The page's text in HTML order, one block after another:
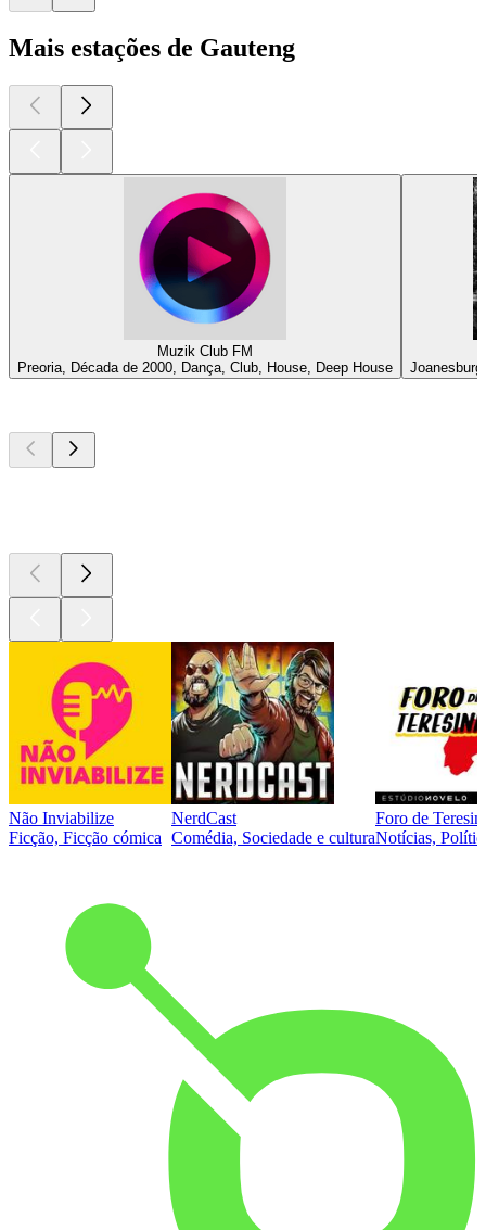
Mais estações de Gauteng
Muzik Club FM
Preoria, Década de 2000, Dança, Club, House, Deep House
Não Inviabilize
Ficção, Ficção cómica
NerdCast
Comédia, Sociedade e cultura
Foro de
Notícias,